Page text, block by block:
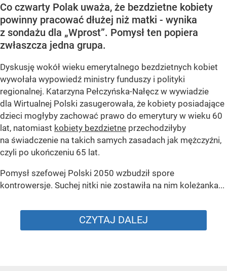
Co czwarty Polak uważa, że bezdzietne kobiety
powinny pracować dłużej niż matki - wynika
z sondażu dla „Wprost”. Pomysł ten popiera
zwłaszcza jedna grupa.
Dyskusję wokół wieku emerytalnego bezdzietnych kobiet
wywołała wypowiedź ministry funduszy i polityki
regionalnej. Katarzyna Pełczyńska-Nałęcz w wywiadzie
dla Wirtualnej Polski zasugerowała, że kobiety posiadające
dzieci mogłyby zachować prawo do emerytury w wieku 60
lat, natomiast kobiety bezdzietne przechodziłyby
na świadczenie na takich samych zasadach jak mężczyźni,
czyli po ukończeniu 65 lat.
Pomysł szefowej Polski 2050 wzbudził spore
kontrowersje. Suchej nitki nie zostawiła na nim koleżanka...
CZYTAJ DALEJ